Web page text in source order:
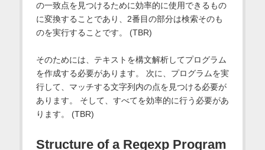
の一致点を見つけるために効率的に使用できるもの
に変換することであり、2番目の部分は検索そのも
のを実行することです。 (TBR)
そのためには、テキストを構文解析してプログラム
を作成する必要があります。 次に、プログラムを実
行して、マッチする文字列内の点を見つける必要が
あります。 そして、すべてを効率的に行う必要があ
ります。 (TBR)
Structure of a Regexp Program